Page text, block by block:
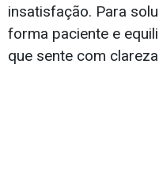
insatisfação. Para
forma paciente e
que sente com